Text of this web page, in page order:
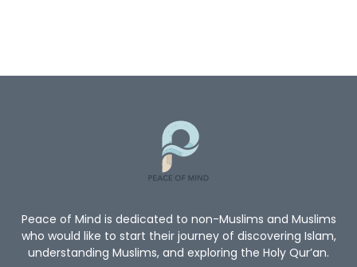
Peace of Mind is dedicated to non-Muslims and Muslims
who would like to start their journey of discovering Islam,
understanding Muslims, and exploring the Holy Qur’an.